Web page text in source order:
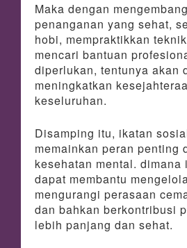
Maka dengan
penanganan yang sehat,
hobi, mempraktikkan
mencari bantuan
diperlukan, tentunya akan
meningkatkan
keseluruhan.
Disamping itu, ikatan
memainkan peran penting
kesehatan mental. dimana
dapat membantu
mengurangi perasaan
dan bahkan berkontribusi
lebih panjang dan sehat.